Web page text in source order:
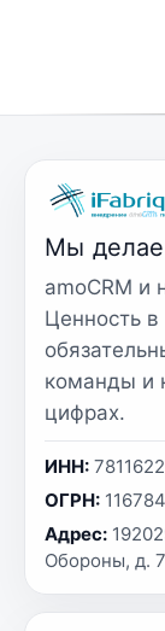
Мы
amoCRM и
Ценность в
команды и
цифрах.
ИНН:
ОГРН:
Адрес:
Обороны, д.